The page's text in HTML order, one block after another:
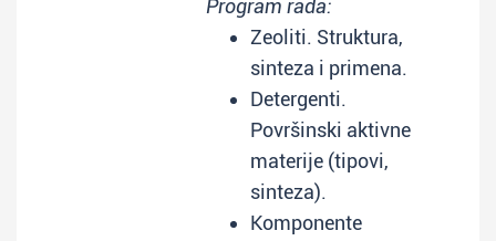
Program rada:
Zeoliti. Struktura,
sinteza i primena.
Detergenti.
Površinski aktivne
materije (tipovi,
sinteza).
Komponente